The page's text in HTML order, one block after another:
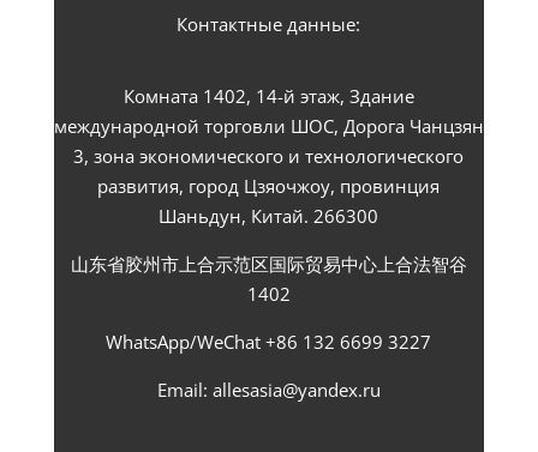
Контактные данные:
Комната 1402, 14-й этаж, Здание
международной торговли ШОС, Дорога Чанцзян
3, зона экономического и технологического
развития, город Цзяочжоу, провинция
Шаньдун, Китай. 266300
山东省胶州市上合示范区国际贸易中心上合法智谷
1402
WhatsApp/WeChat +86 132 6699 3227
Email: allesasia@yandex.ru